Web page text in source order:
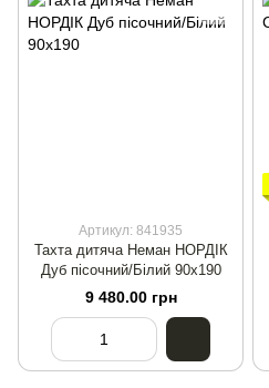
Артикул: 841935
Тахта дитяча Неман НОРДІК
Дуб пісочний/Білий 90х190
9 480.00 грн